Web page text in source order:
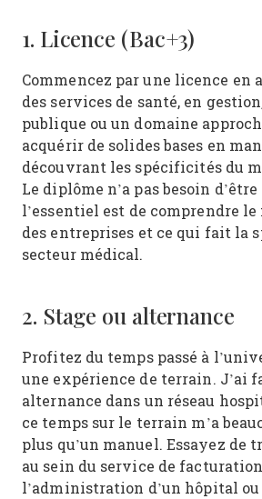
1. Licence (Bac+3)
Commencez par une licence
des services de santé, en
publique ou un domaine
acquérir de solides bases en
découvrant les spécificités du
Le diplôme n’a pas besoin
l’essentiel est de comprendre
des entreprises et ce qui fait la
secteur médical.
2. Stage ou alternance
Profitez du temps passé à
une expérience de terrain. J’ai
alternance dans un réseau
ce temps sur le terrain m’a
plus qu’un manuel. Essayez de
au sein du service de
l’administration d’un hôpital ou